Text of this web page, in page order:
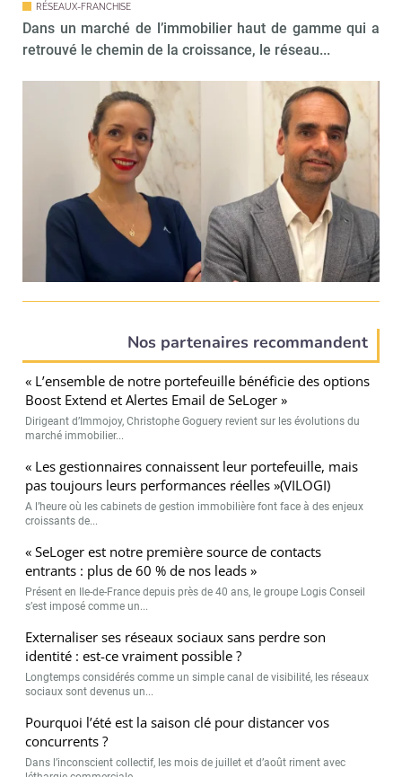
RÉSEAUX-FRANCHISE
Dans un marché de l’immobilier haut de gamme qui a
retrouvé le chemin de la croissance, le réseau...
Nos partenaires recommandent
« L’ensemble de notre portefeuille bénéficie des options
Boost Extend et Alertes Email de SeLoger »
Dirigeant d’Immojoy, Christophe Goguery revient sur les évolutions du
marché immobilier...
« Les gestionnaires connaissent leur portefeuille, mais
pas toujours leurs performances réelles »(VILOGI)
A l’heure où les cabinets de gestion immobilière font face à des enjeux
croissants de...
« SeLoger est notre première source de contacts
entrants : plus de 60 % de nos leads »
Présent en Ile-de-France depuis près de 40 ans, le groupe Logis Conseil
s’est imposé comme un...
Externaliser ses réseaux sociaux sans perdre son
identité : est-ce vraiment possible ?
Longtemps considérés comme un simple canal de visibilité, les réseaux
sociaux sont devenus un...
Pourquoi l’été est la saison clé pour distancer vos
concurrents ?
Dans l’inconscient collectif, les mois de juillet et d’août riment avec